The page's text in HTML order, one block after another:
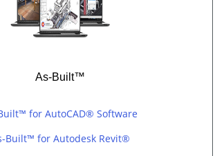
As-Built™
for AutoCAD® Software
Built™ for Autodesk Revit®